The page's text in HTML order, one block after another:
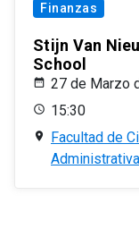
Finanzas
Stijn Van
School
27 de Marzo
15:30
Facultad de